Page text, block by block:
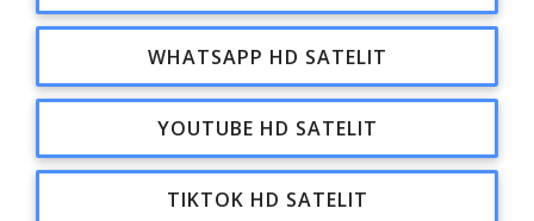
WHATSAPP HD SATELIT
YOUTUBE HD SATELIT
TIKTOK HD SATELIT